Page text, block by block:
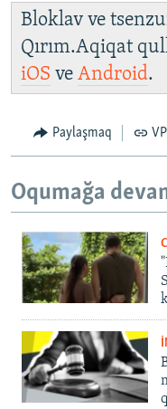
Bloklav ve
Qırım.Aqiqat
iOS ve Android.
Paylaşmaq
Oqumağa